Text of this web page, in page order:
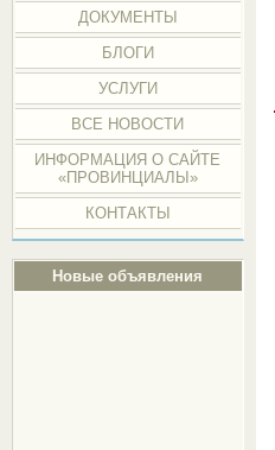
ДОКУМЕНТЫ
БЛОГИ
УСЛУГИ
ВСЕ НОВОСТИ
ИНФОРМАЦИЯ О САЙТЕ
«ПРОВИНЦИАЛЫ»
КОНТАКТЫ
Новые объявления